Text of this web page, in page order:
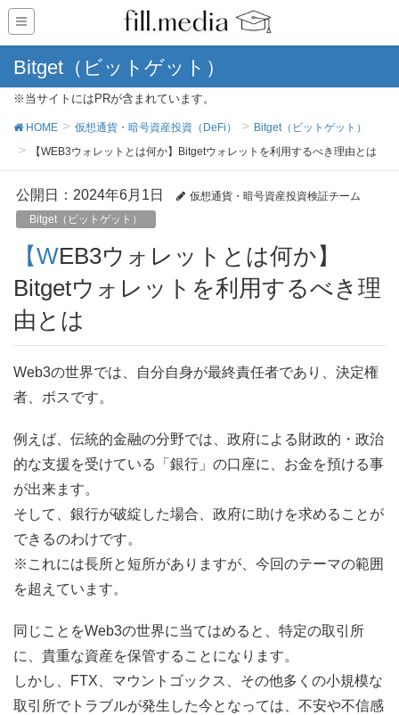
Bitget（ビットゲット）
※当サイトにはPRが含まれています。
HOME 仮想通貨・暗号資産投資（DeFi）
Bitget（ビットゲット）
【WEB3ウォレットとは何か】Bitgetウォレットを利用するべき理由とは
公開日： 2024年6月1日
仮想通貨・暗号資産投資検証チーム
Bitget（ビットゲット）
【WEB3ウォレットとは何か】
Bitgetウォレットを利用するべき理
由とは
Web3の世界では、自分自身が最終責任者であり、決定権
者、ボスです。
例えば、伝統的金融の分野では、政府による財政的・政治
的な支援を受けている「銀行」の口座に、お金を預ける事
が出来ます。
そして、銀行が破綻した場合、政府に助けを求めることが
できるのわけです。
※これには長所と短所がありますが、今回のテーマの範囲
を超えています。
同じことをWeb3の世界に当てはめると、特定の取引所
に、貴重な資産を保管することになります。
しかし、FTX、マウントゴックス、その他多くの小規模な
取引所でトラブルが発生した今となっては、不安や不信感